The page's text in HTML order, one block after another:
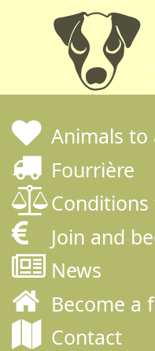
Animals to
Fourrière
Join and
News
Become a
Contact